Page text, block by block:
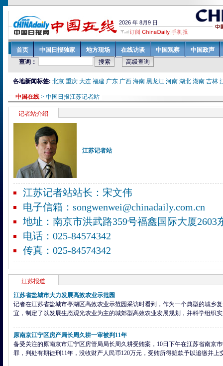
各地新闻标签: 北京 重庆 大连 福建 广东 广西 海南 黑龙江 河南 湖北 湖南 吉林
中国在线> 中国日报江苏记者站
记者站介绍
江苏记者站
江苏记者站站长：宋文伟
电子信箱：songwenwei@chinadaily.com.cn
地址：南京市洪武路359号福鑫国际大厦2603
电话：025-84574342
传真：025-84574342
江苏报道
江苏省盐城市大力发展高效农业示范园
记者在江苏省盐城市亭湖区高效农业示范园采访时看到，作为一个典型的城乡
宜，制定了以发展生态观光农业为主的城郊型高效农业发展规划，并科学组织
原南京江宁区房产局长周久耕一审被判11年
备受关注的原南京市江宁区房管局局长周久耕受贿案，10日下午在江苏省南京
罪，判处有期徒刑11年，没收财产人民币120万元，受贿所得赃款予以追缴并上